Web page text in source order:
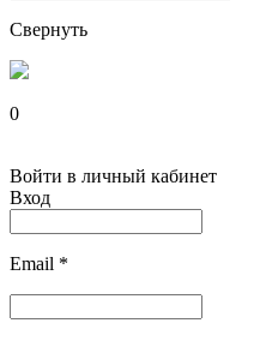
Свернуть
0
Войти в личный кабинет
Вход
Email *